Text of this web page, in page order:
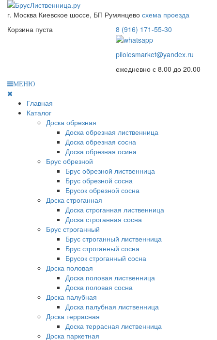
г. Москва Киевское шоссе, БП Румянцево схема проезда
Корзина пуста
8 (916) 171-55-30
pilolesmarket@yandex.ru
ежедневно с 8.00 до 20.00
МЕНЮ
Главная
Каталог
Доска обрезная
Доска обрезная лиственница
Доска обрезная сосна
Доска обрезная осина
Брус обрезной
Брус обрезной лиственница
Брус обрезной сосна
Брусок обрезной сосна
Доска строганная
Доска строганная лиственница
Доска строганная сосна
Брус строганный
Брус строганный лиственница
Брус строганный сосна
Брусок строганный сосна
Доска половая
Доска половая лиственница
Доска половая сосна
Доска палубная
Доска палубная лиственница
Доска террасная
Доска террасная лиственница
Доска паркетная